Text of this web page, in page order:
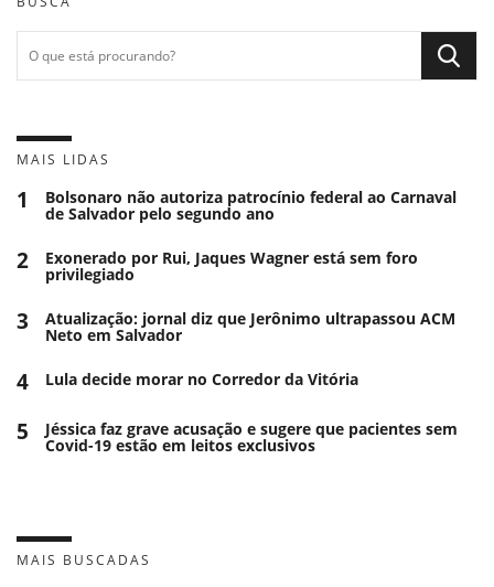
MAIS LIDAS
1 Bolsonaro não autoriza patrocínio federal ao Carnaval
de Salvador pelo segundo ano
2 Exonerado por Rui, Jaques Wagner está sem foro
privilegiado
3 Atualização: jornal diz que Jerônimo ultrapassou ACM
Neto em Salvador
4 Lula decide morar no Corredor da Vitória
5 Jéssica faz grave acusação e sugere que pacientes sem
Covid-19 estão em leitos exclusivos
MAIS BUSCADAS